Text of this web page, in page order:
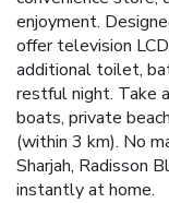
enjoyment.
offer television
additional toilet,
restful night. Take
boats, private
(within 3 km). No
Sharjah, Radisson
instantly at home.